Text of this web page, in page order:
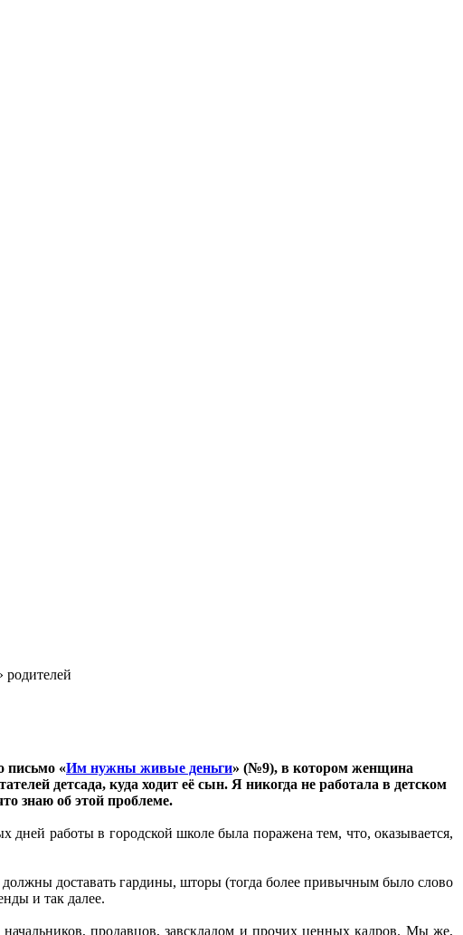
родителей
письмо «Им нужны живые деньги» (№9), в котором женщина
детсада, куда ходит её сын. Я никогда не работала в детском
знаю об этой проблеме.
дней работы в городской школе была поражена тем, что, оказывается,
доставать гардины, шторы (тогда более привычным было слово
и так далее.
продавцов, завскладом и прочих ценных кадров. Мы же,